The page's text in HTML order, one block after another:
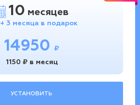
10 месяцев
+ 3 месяца в подарок
14950
₽
1150 ₽ в месяц
УСТАНОВИТЬ